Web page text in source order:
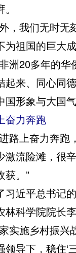
我们无时无
为祖国的巨大
洲20多年的华
起来、同心同
形象与大国气
力奔跑
上奋力奔跑
激流险滩，很
获。”
近平总书记的
林科学院院长
实施乡村振兴
导下，稳住‘